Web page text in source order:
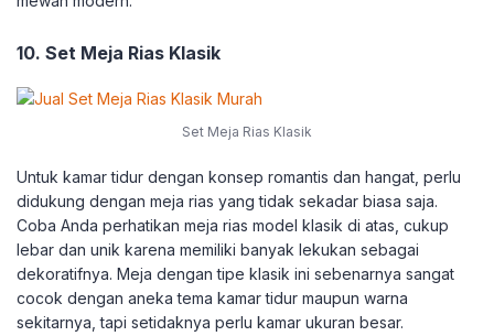
10. Set Meja Rias Klasik
Set Meja Rias Klasik
Untuk kamar tidur dengan konsep romantis dan hangat, perlu
didukung dengan meja rias yang tidak sekadar biasa saja.
Coba Anda perhatikan meja rias model klasik di atas, cukup
lebar dan unik karena memiliki banyak lekukan sebagai
dekoratifnya. Meja dengan tipe klasik ini sebenarnya sangat
cocok dengan aneka tema kamar tidur maupun warna
sekitarnya, tapi setidaknya perlu kamar ukuran besar.